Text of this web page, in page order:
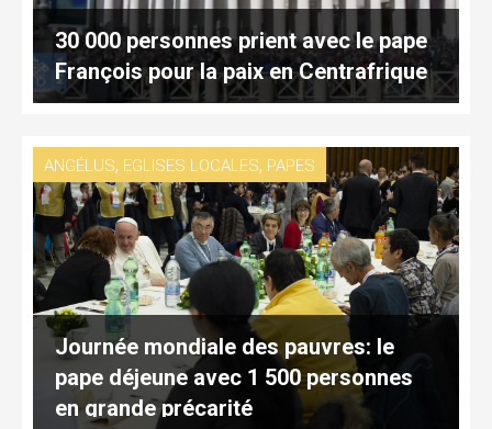
30 000 personnes prient avec le pape
François pour la paix en Centrafrique
ANGÉLUS, EGLISES LOCALES, PAPES
Journée mondiale des pauvres: le
pape déjeune avec 1 500 personnes
en grande précarité